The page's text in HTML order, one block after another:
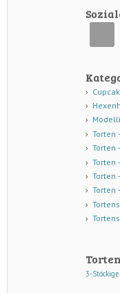
Torten
Torten
Torten
Torten
Torten
3-Stöckige